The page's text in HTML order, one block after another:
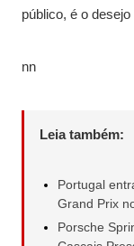
público, é o
nn
Leia também:
Portugal
Grand Prix
Porsche